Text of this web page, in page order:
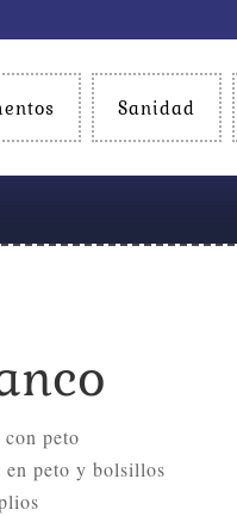
Sanidad
peto
peto y bolsillos